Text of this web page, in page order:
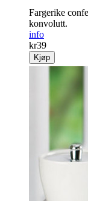
Fargerike
konvolutt.
info
kr39
Kjøp